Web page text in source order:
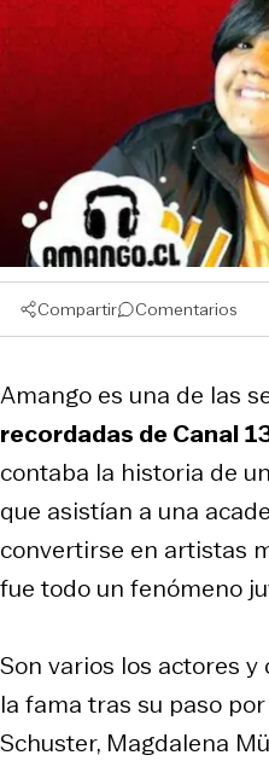
Compartir Comentarios
Amango es una de las
recordadas de Canal
contaba la historia de
que asistían a una
convertirse en artistas
fue todo un fenómeno
Son varios los actores
la fama tras su paso
Schuster, Magdalena